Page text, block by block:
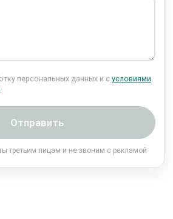
персональных данных и с условиями
Отправить
третьим лицам и не звоним с рекламой